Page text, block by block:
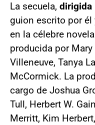
La secuela, dirigida
guion escrito por él
en la célebre
producida por Mary
Villeneuve, Tanya
McCormick. La
cargo de Joshua
Tull, Herbert W.
Merritt, Kim